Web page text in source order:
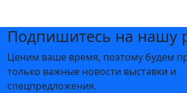
Подпишитесь на нашу
Ценим ваше время, поэтому будем
только важные новости выставки и
спецпредложения.